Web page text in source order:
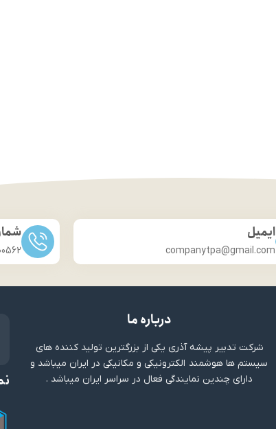
ایمیل
companytpa@gmail.com
درباره ما
شرکت تدبیر پیشه آذری یکی از بزرگترین تولید کننده های
سیستم ها هوشمند الکترونیکی و مکانیکی در ایران میباشد و
دارای چندین نمایندگی فعال در سراسر ایران میباشد .